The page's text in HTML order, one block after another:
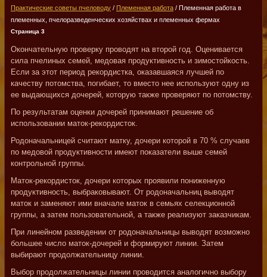
Практические советы пчеловоду / Племенная работа / Племенная работа в
племенных, пчелоразведенческих хозяйствах и племенных фермах
Страница 3
Окончательную проверку проводят на второй год. Оценивается
сила пчелиных семей, медовая продуктивность и зимостойкость.
Если за этот период рекордистка, оказавшаяся лучшей по
качеству потомства, погибает, то вместо нее используют одну из
ее выдающихся дочерей, которую также проверяют по потомству.
По результатам оценки дочерей принимают решение об
использовании маток-рекордисток.
Родоначальницей считают матку, дочери которой в 70 % случаев
по медовой продуктивности имеют показатели выше семей
контрольной группы.
Маток-рекордисток, дочери которых проявили пониженную
продуктивность, выбраковывают. От родоначальниц выводят
маток и заменяют ими вначале маток в семьях селекционной
группы, а затем пользовательной, а также реализуют заказчикам.
При линейном разведении от родоначальницы выводят возможно
большее число маток-дочерей и формируют линии. Затем
выбирают продолжательницу линии.
Выбор продолжательницы линии проводится аналогично выбору